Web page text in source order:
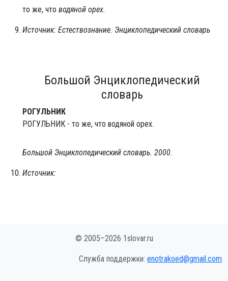
то же, что водяной орех.
Источник: Естествознание. Энциклопедический словарь
Большой Энциклопедический
словарь
РОГУЛЬНИК
РОГУЛЬНИК - то же, что водяной орех.
Большой Энциклопедический словарь. 2000.
Источник:
© 2005–2026 1slovar.ru
Служба поддержки: enotrakoed@gmail.com